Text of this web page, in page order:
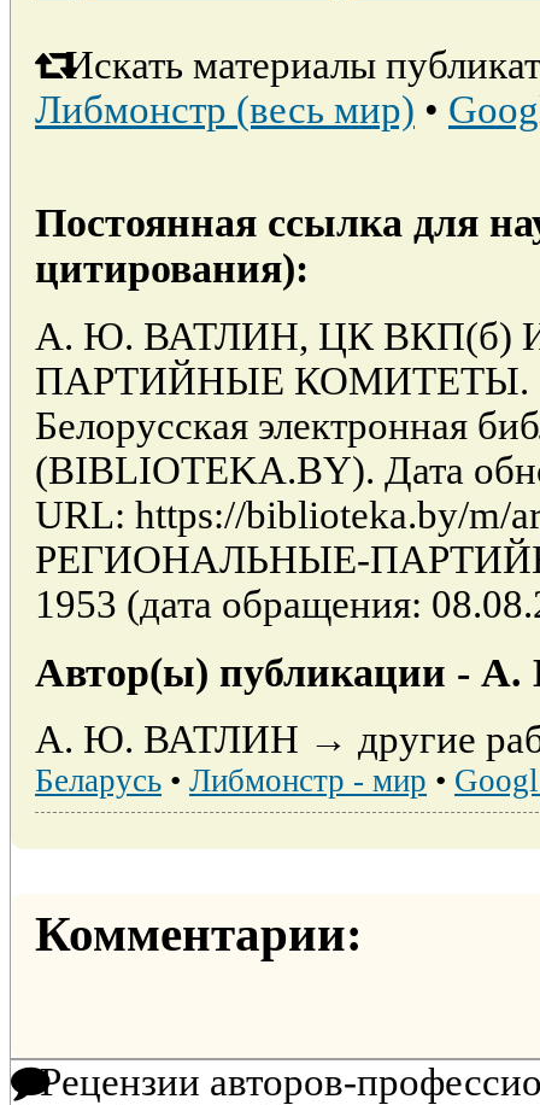
Искать материалы
Либмонстр (весь мир) •
Постоянная ссылка для
цитирования):
А. Ю. ВАТЛИН, ЦК ВКП(б)
ПАРТИЙНЫЕ КОМИТЕТЫ.
Белорусская электронная
(BIBLIOTEKA.BY). Дата
URL: https://biblioteka.by/
РЕГИОНАЛЬНЫЕ-
1953 (дата обращения:
Автор(ы) публикации -
А. Ю. ВАТЛИН → другие
Беларусь • Либмонстр - мир •
Комментарии:
Рецензии авторов-